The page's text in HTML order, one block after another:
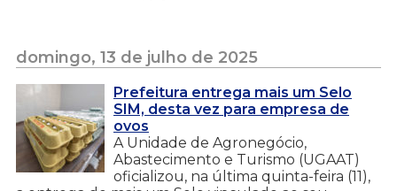
domingo, 13 de julho de 2025
Prefeitura entrega mais um Selo
SIM, desta vez para empresa de
ovos
A Unidade de Agronegócio,
Abastecimento e Turismo (UGAAT)
oficializou, na última quinta-feira (11),